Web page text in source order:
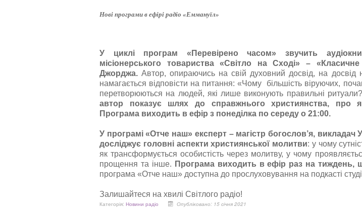
Нові програми в ефірі радіо «Еммануїл»
У циклі програм «Перевірено часом» звучить
місіонерського товариства «Світло на Сході» –
Джорджа. Автор, опираючись на свій духовний досвід, на досвід
намагається відповісти на питання: «Чому більшість віруючих,
перетворюються на людей, які лише виконують правильні
автор показує шлях до справжнього християнства, про
Програма виходить в ефір з понеділка по середу о 21:00.
У програмі «Отче наш» експерт – магістр богослов’я,
досліджує головні аспекти християнської молитви: у чому
як трансформується особистість через молитву, у чому
прощення та інше. Програма виходить в ефір раз на тиждень,
програма «Отче наш» доступна до прослуховування на подкасті студії
Залишайтеся на хвилі Світлого радіо!
Категорія: Новини радіо Опубліковано: 15 січня 2021